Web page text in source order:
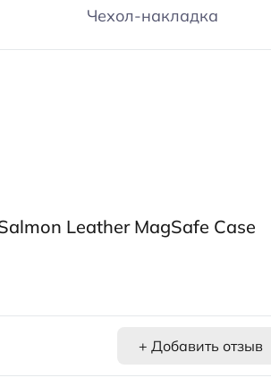
Чехол-накладка
Leather MagSafe Case
+ Добавить отзыв